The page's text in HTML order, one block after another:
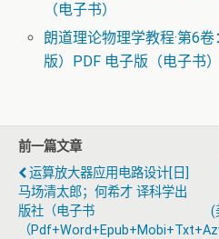
（电子书）
朗道理论物理学教程·第6
版）PDF 电子版（电子书）
前一篇文章
运算放大器应用电路设计[日]
马场清太郎；何希才 译科学出
版社（电子书
（
(